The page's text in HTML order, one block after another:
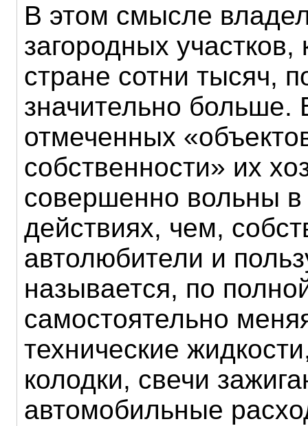
В этом смысле
загородных
стране сотни тысяч,
значительно больше.
отмеченных
собственности» их
совершенно вольны в
действиях, чем,
автолюбители и
называется, по
самостоятельно
технические
колодки, свечи
автомобильные